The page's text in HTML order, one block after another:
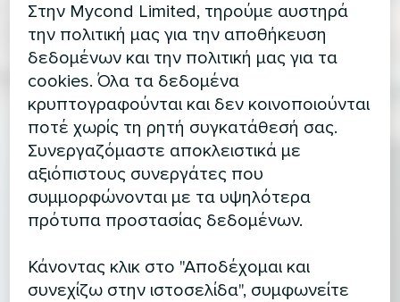
Στην Mycond Limited, τηρούμε αυστηρά
την πολιτική μας για την αποθήκευση
δεδομένων και την πολιτική μας για τα
cookies. Όλα τα δεδομένα
κρυπτογραφούνται και δεν κοινοποιούνται
ποτέ χωρίς τη ρητή συγκατάθεσή σας.
Συνεργαζόμαστε αποκλειστικά με
αξιόπιστους συνεργάτες που
συμμορφώνονται με τα υψηλότερα
πρότυπα προστασίας δεδομένων.
Κάνοντας κλικ στο "Αποδέχομαι και
συνεχίζω στην ιστοσελίδα", συμφωνείτε